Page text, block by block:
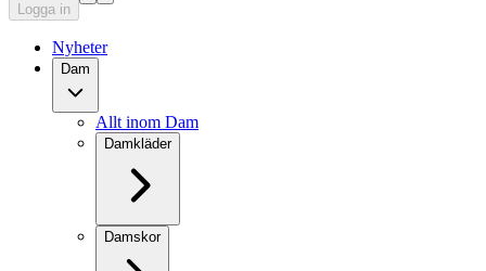
Logga in
Nyheter
Dam
Allt inom Dam
Damkläder
Damskor